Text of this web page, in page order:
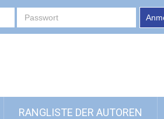
RANGLISTE DER AUTOREN